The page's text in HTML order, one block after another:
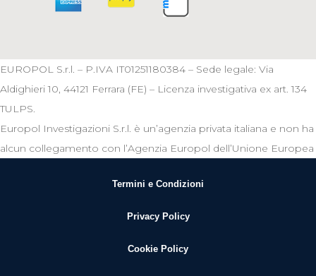
EUROPOL S.r.l. – P.IVA IT01251180384 – Sede legale: Via
Aldighieri 10, 44121 Ferrara (FE) – Licenza investigativa ex art. 134
TULPS.
Europol Investigazioni S.r.l. è un’agenzia privata italiana e non ha
alcun collegamento con l’Agenzia Europol dell’Unione Europea
Termini e Condizioni
Privacy Policy
Cookie Policy